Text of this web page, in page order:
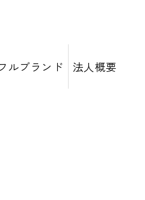
ルブランド 法人概要